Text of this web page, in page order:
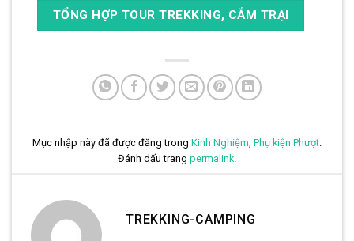
TỔNG HỢP TOUR TREKKING, CẮM TRẠI
Mục nhập này đã được đăng trong Kinh Nghiệm, Phụ kiện Phượt.
Đánh dấu trang permalink.
TREKKING-CAMPING